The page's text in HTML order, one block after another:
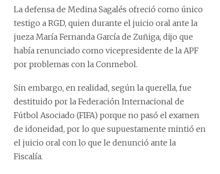
La defensa de Medina Sagalés ofreció como único
testigo a RGD, quien durante el juicio oral ante la
jueza María Fernanda García de Zuñiga, dijo que
había renunciado como vicepresidente de la APF
por problemas con la Conmebol.
Sin embargo, en realidad, según la querella, fue
destituido por la Federación Internacional de
Fútbol Asociado (FIFA) porque no pasó el examen
de idoneidad, por lo que supuestamente mintió en
el juicio oral con lo que le denunció ante la
Fiscalía.